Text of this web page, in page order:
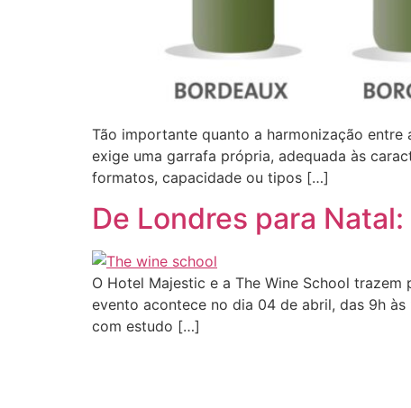
Tão importante quanto a harmonização
exige uma garrafa própria, adequada às
formatos, capacidade ou tipos […]
De Londres para
O Hotel Majestic e a The Wine School
evento acontece no dia 04 de abril, das 9h
com estudo […]